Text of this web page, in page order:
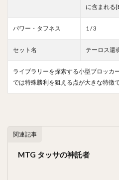
に含まれる
パワー・タフネス 1 / 3
セット名 テーロス還
ライブラリーを探索する小型ブロッカ
では特殊勝利を狙える点が大きな特徴
関連記事
MTG タッサの神託者